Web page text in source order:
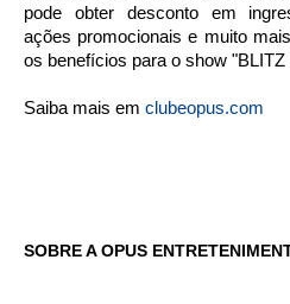
pode obter desconto em
ações promocionais e muito
os benefícios para o show
Saiba mais em clubeopus.com
SOBRE A OPUS